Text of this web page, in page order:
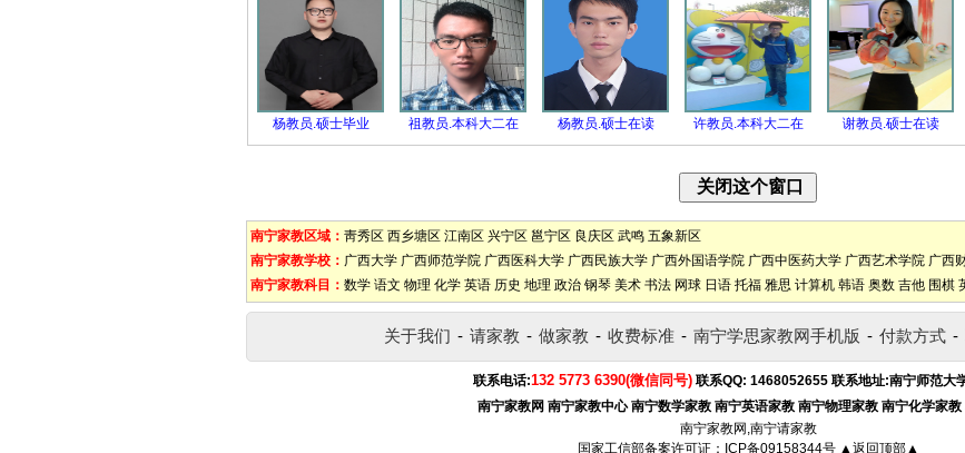
杨教员.硕士毕业 祖教员.本科大二在 杨教员.硕士在读 许教员.本科大二在 谢教员.硕士在读
南宁家教区域： 靑秀区 西乡塘区 江南区 兴宁区 邕宁区 良庆区 武鸣 五象新区
南宁家教学校： 广西大学 广西师范学院 广西医科大学 广西民族大学 广西外国语学院 广西中医药大学 广西艺术学院 广西
南宁家教科目： 数学 语文 物理 化学 英语 历史 地理 政治 钢琴 美术 书法 网球 日语 托福 雅思 计算机 韩语 奥数 吉他 围棋
关于我们 - 请家教 - 做家教 - 收费标准 - 南宁学思家教网手机版 - 付款方式 -
联系电话:132 5773 6390(微信同号) 联系QQ: 1468052655 联系地址:南宁师范大
南宁家教网 南宁家教中心 南宁数学家教 南宁英语家教 南宁物理家教 南宁化学家教
南宁家教网,南宁请家教
国家工信部备案许可证： ICP备09158344号 ▲返回顶部▲